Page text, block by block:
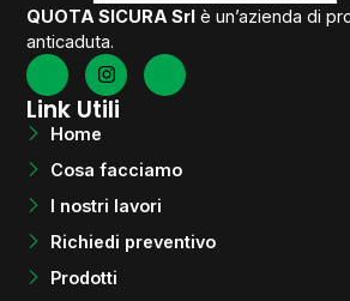
QUOTA SICURA Srl è un’azienda di
anticaduta.
Link Utili
Home
Cosa facciamo
I nostri lavori
Richiedi preventivo
Prodotti